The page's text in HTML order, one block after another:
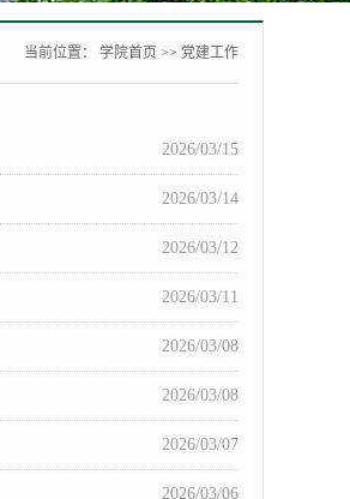
当前位置： 学院首页 >> 党建工作
2026/03/15
2026/03/14
2026/03/12
2026/03/11
2026/03/08
2026/03/08
2026/03/07
2026/03/06